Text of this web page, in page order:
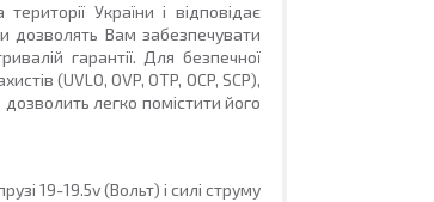
України і відповідає
дозволять Вам забезпечувати
гарантії. Для безпечної
(UVLO, OVP, OTP, OCP, SCP),
легко помістити його
19-19.5v(Вольт) і силі струму